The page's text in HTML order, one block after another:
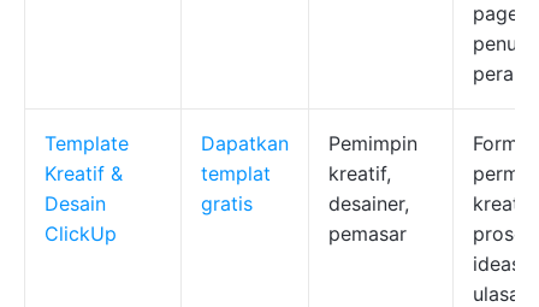
page,
peran
Template
Kreatif &
Desain
ClickUp
Dapatkan
templat
gratis
Pemimpin
kreatif,
desainer,
pemasar
kreatif,
proses
ideasi,
ulasan,